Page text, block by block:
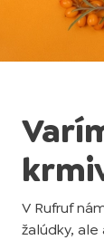
V Rufruf
žalúdky,